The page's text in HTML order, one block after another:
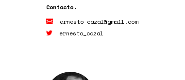
ernesto_cazal@gmail.com
ernesto_cazal